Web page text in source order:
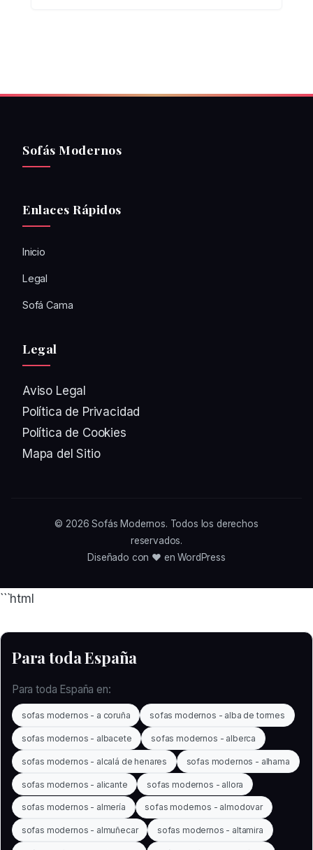
Sofás Modernos
Enlaces Rápidos
Inicio
Legal
Sofá Cama
Legal
Aviso Legal
Política de Privacidad
Política de Cookies
Mapa del Sitio
© 2026Sofás Modernos. Todos los derechos
reservados.
Diseñado con ❤️ en WordPress
```html
Para toda España
Para toda España en:
sofas modernos - a coruña sofas modernos - alba de tormes
sofas modernos - albacete sofas modernos - alberca
sofas modernos - alcalá de henares sofas modernos - alhama
sofas modernos - alicante sofas modernos - allora
sofas modernos - almería sofas modernos - almodovar
sofas modernos - almuñecar sofas modernos - altamira